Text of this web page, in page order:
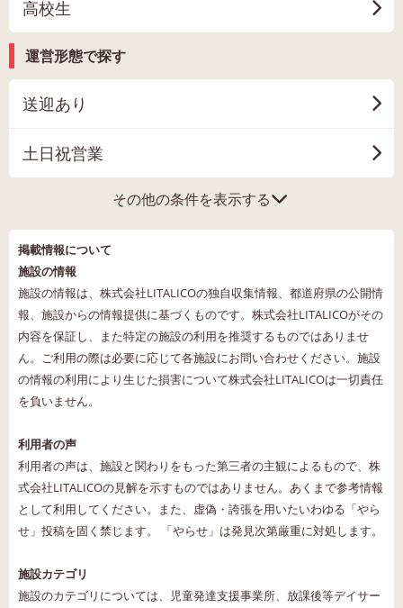
高校生
運営形態で探す
送迎あり
土日祝営業
その他の条件を表示する
掲載情報について
施設の情報
施設の情報は、株式会社LITALICOの独自収集情報、都道府県の公開情
報、施設からの情報提供に基づくものです。株式会社LITALICOがその
内容を保証し、また特定の施設の利用を推奨するものではありませ
ん。ご利用の際は必要に応じて各施設にお問い合わせください。施設
の情報の利用により生じた損害について株式会社LITALICOは一切責任
を負いません。
利用者の声
利用者の声は、施設と関わりをもった第三者の主観によるもので、株
式会社LITALICOの見解を示すものではありません。あくまで参考情報
として利用してください。また、虚偽・誇張を用いたいわゆる「やら
せ」投稿を固く禁じます。 「やらせ」は発見次第厳重に対処します。
施設カテゴリ
施設のカテゴリについては、児童発達支援事業所、放課後等デイサー